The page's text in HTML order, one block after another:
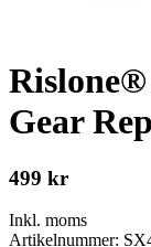
Gear
499 kr
Inkl. moms
Artikelnummer: